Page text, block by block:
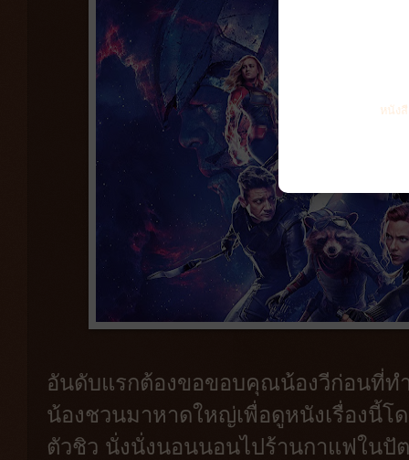
อันดับแรกต้องขอขอบคุณน้องวีก่อนที่ท
น้องชวนมาหาดใหญ่เพื่อดูหนังเรื่องนี้โ
ตัวชิว นั่งนั่งนอนนอนไปร้านกาแฟใน
หนัง